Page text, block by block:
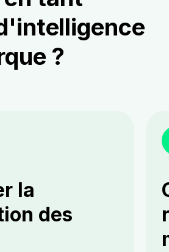
?
la
des